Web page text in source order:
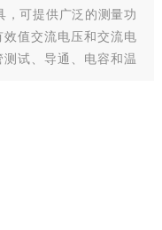
，可提供广泛的测量功
值交流电压和交流电
试、导通、电容和温